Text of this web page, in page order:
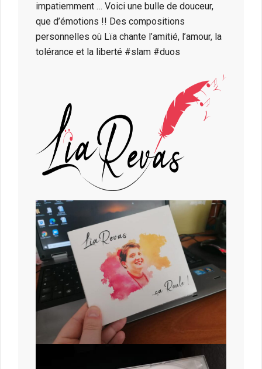
impatiemment … Voici une bulle de douceur,
que d’émotions !! Des compositions
personnelles où Lïa chante l’amitié, l’amour, la
tolérance et la liberté #slam #duos